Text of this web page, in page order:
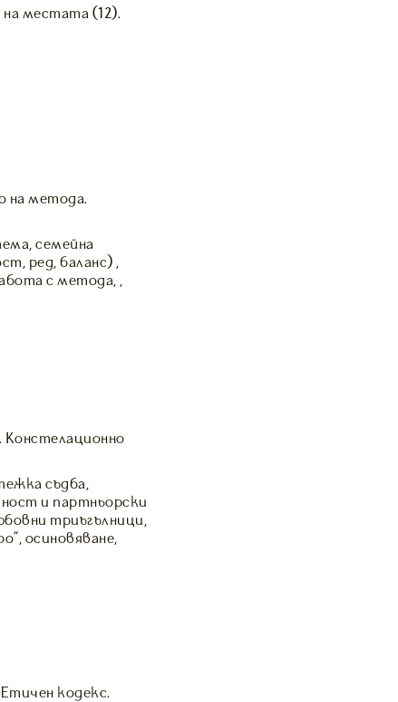
на местата (12).
на метода.
семейна
ред, баланс) ,
с метода, ,
Констелационно
съдба,
и партньорски
триъгълници,
осиновяване,
кодекс.